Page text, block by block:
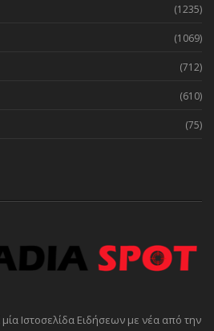
(1235)
(1069)
(712)
(610)
(75)
Ιστοσελίδα Ειδήσεων με νέα από την